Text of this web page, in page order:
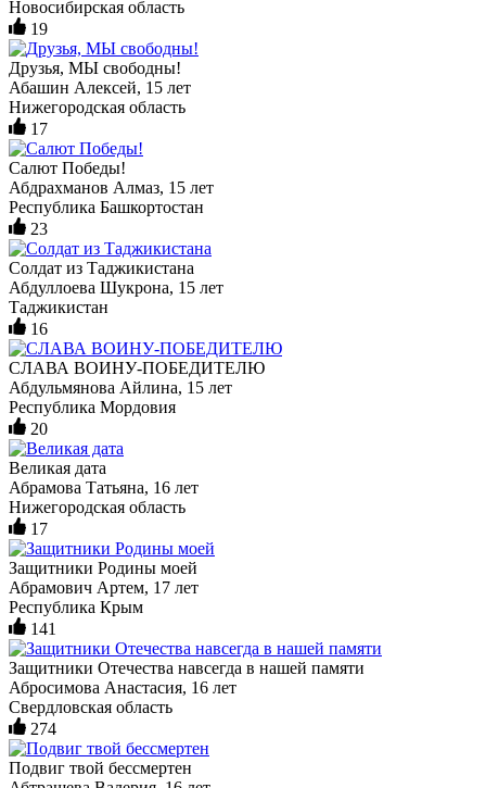
Новосибирская область
19
Друзья, МЫ свободны!
Абашин Алексей, 15 лет
Нижегородская область
17
Салют Победы!
Абдрахманов Алмаз, 15 лет
Республика Башкортостан
23
Солдат из Таджикистана
Абдуллоева Шукрона, 15 лет
Таджикистан
16
СЛАВА ВОИНУ-ПОБЕДИТЕЛЮ
Абдульмянова Айлина, 15 лет
Республика Мордовия
20
Великая дата
Абрамова Татьяна, 16 лет
Нижегородская область
17
Защитники Родины моей
Абрамович Артем, 17 лет
Республика Крым
141
Защитники Отечества навсегда в нашей памяти
Абросимова Анастасия, 16 лет
Свердловская область
274
Подвиг твой бессмертен